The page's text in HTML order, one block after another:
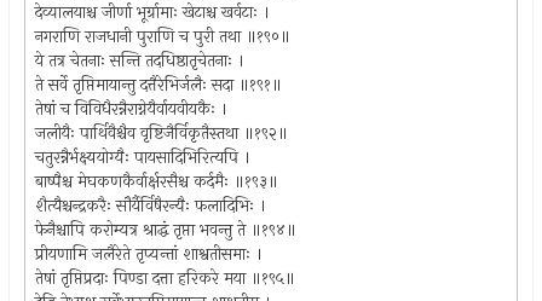
देव्यालयाश्च जीर्णा भूर्ग्रामाः खेटाश्च खर्वटाः ।
नगराणि राजधानी पुराणि च पुरी तथा ॥१९०॥
ये तत्र चेतनाः सन्ति तदधिष्ठातृचेतनाः ।
ते सर्वे तृप्तिमायान्तु दत्तैरेभिर्जलैः सदा ॥१९१॥
तेषां च विविधैरन्नैराग्नेयैर्वायवीयकैः ।
जलीयैः पार्थिवैश्चैव वृष्टिजैर्विकृतैस्तथा ॥१९२॥
चतुरन्नैर्भक्ष्ययोग्यैः पायसादिभिरित्यपि ।
बाष्पैश्च मेघकणकैर्वार्क्षरसैश्च कर्दमैः ॥१९३॥
शैत्यैश्चन्द्रकरैः सौर्यैर्विषैरन्यैः फलादिभिः ।
फेनैश्चापि करोम्यत्र श्राद्धं तृप्ता भवन्तु ते ॥१९४॥
प्रीयणामि जलैरेते तृप्यन्तां शाश्वतीसमाः ।
तेषां तृप्तिप्रदाः पिण्डा दत्ता हरिकरे मया ॥१९५॥